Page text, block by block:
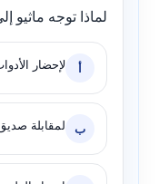
لماذا توجه ماثيو
أ لإحضار
ب لمقابلة